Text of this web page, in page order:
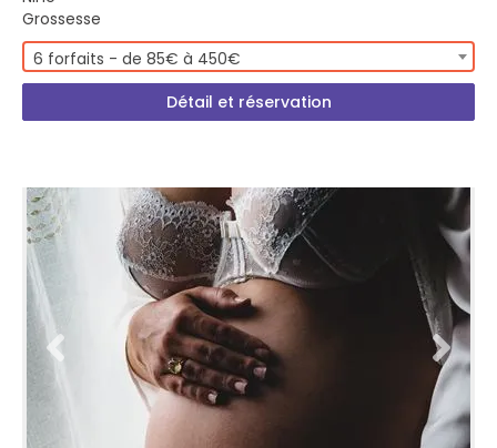
Grossesse
6 forfaits - de 85€ à 450€
Détail et réservation